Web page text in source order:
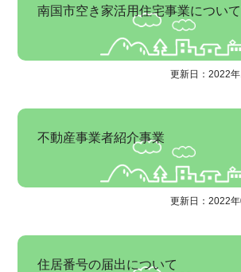
南国市空き家活用住宅事業について
更新日：2022
不動産事業者紹介事業
更新日：2022
住居番号の届出について